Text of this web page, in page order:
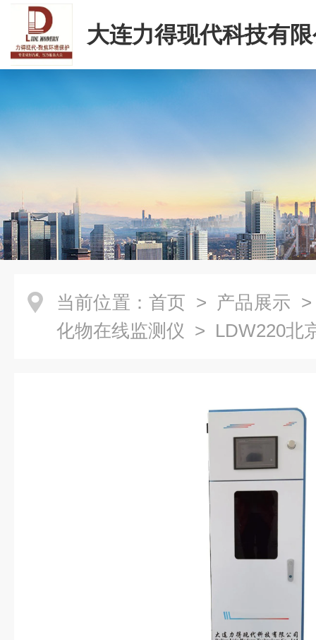
大连力得现代科技有
当前位置： 首页 > 产品展示
化物在线监测仪 > LDW220北